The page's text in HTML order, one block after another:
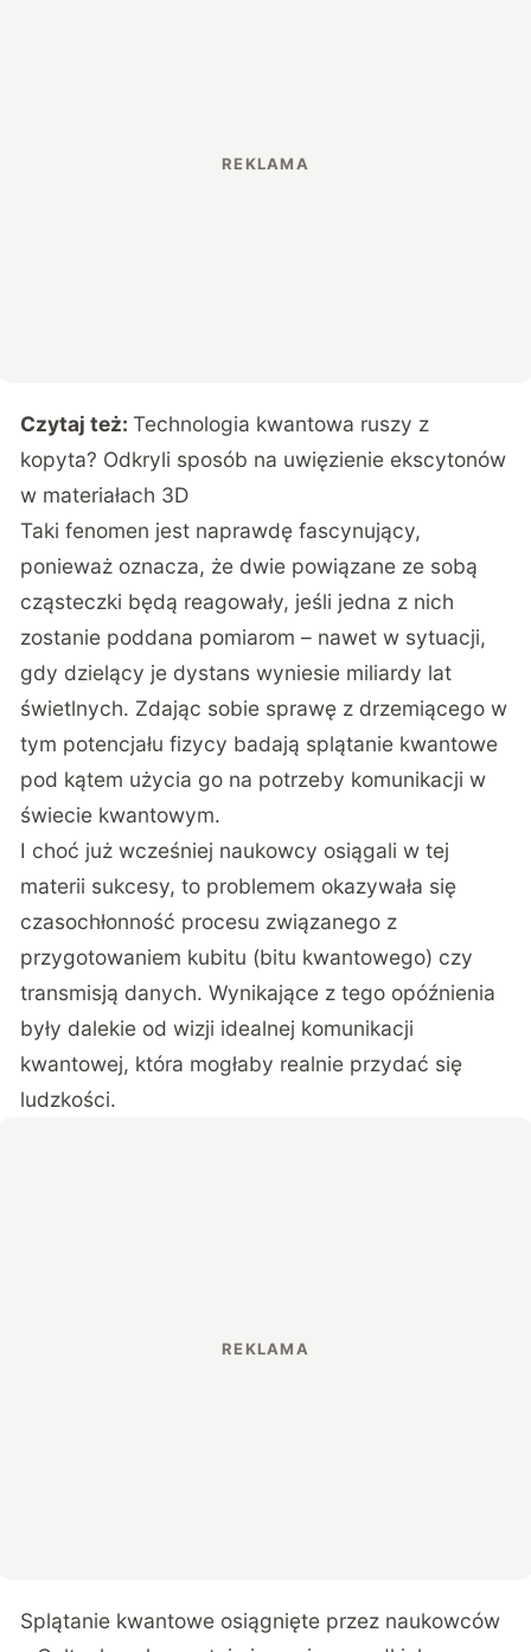
Czytaj też:Technologia kwantowa ruszy z
kopyta? Odkryli sposób na uwięzienie ekscytonów
w materiałach 3D
Taki fenomen jest naprawdę fascynujący,
ponieważ oznacza, że dwie powiązane ze sobą
cząsteczki będą reagowały, jeśli jedna z nich
zostanie poddana pomiarom – nawet w sytuacji,
gdy dzielący je dystans wyniesie miliardy lat
świetlnych. Zdając sobie sprawę z drzemiącego w
tym potencjału fizycy badają splątanie kwantowe
pod kątem użycia go na potrzeby komunikacji w
świecie kwantowym.
I choć już wcześniej naukowcy osiągali w tej
materii sukcesy, to problemem okazywała się
czasochłonność procesu związanego z
przygotowaniem kubitu (bitu kwantowego) czy
transmisją danych. Wynikające z tego opóźnienia
były dalekie od wizji idealnej komunikacji
kwantowej, która mogłaby realnie przydać się
ludzkości.
Splątanie kwantowe osiągnięte przez naukowców